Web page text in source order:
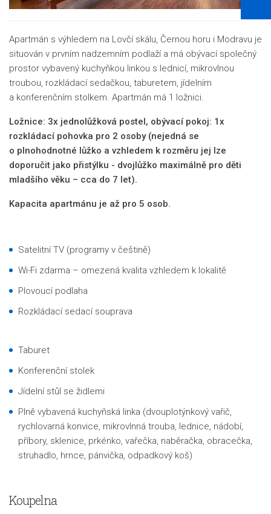
Apartmán s výhledem na Lovčí skálu, Černou horu i Modravu je
situován v prvním nadzemním podlaží a má obývací společný
prostor vybavený kuchyňkou linkou s lednicí, mikrovlnou
troubou, rozkládací sedačkou, taburetem, jídelním
a konferenčním stolkem. Apartmán má 1 ložnici.
Ložnice: 3x jednolůžková postel, obývací pokoj: 1x
rozkládací pohovka pro 2 osoby (nejedná se
o plnohodnotné lůžko a vzhledem k rozměru jej lze
doporučit jako přistýlku - dvojlůžko maximálně pro děti
mladšího věku – cca do 7 let).
Kapacita apartmánu je až pro 5 osob.
Satelitní TV (programy v češtině)
Wi-Fi zdarma – omezená kvalita vzhledem k lokalitě
Plovoucí podlaha
Rozkládací sedací souprava
Taburet
Konferenční stolek
Jídelní stůl se židlemi
Plně vybavená kuchyňská linka (dvouplotýnkový vařič,
rychlovarná konvice, mikrovlnná trouba, lednice, nádobí,
příbory, sklenice, prkénko, vařečka, naběračka, obracečka,
struhadlo, hrnce, pánvička, odpadkový koš)
Koupelna